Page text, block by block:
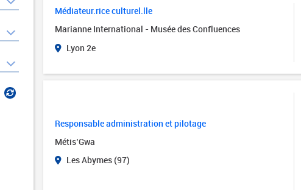
Médiateur.rice culturel.lle
Marianne International - Musée des Confluences
Lyon 2e
Responsable administration et pilotage
Métis’Gwa
Les Abymes (97)